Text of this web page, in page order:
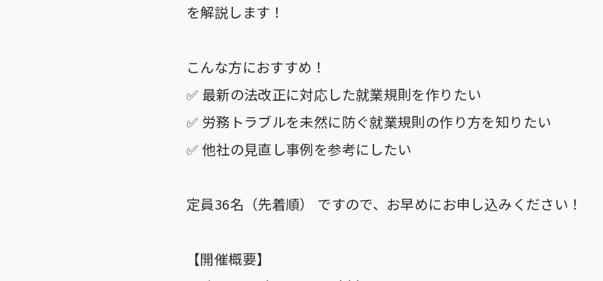
を解説します！
こんな方におすすめ！
✅ 最新の法改正に対応した就業規則を作りたい
✅ 労務トラブルを未然に防ぐ就業規則の作り方を知りたい
✅ 他社の見直し事例を参考にしたい
定員36名（先着順） ですので、お早めにお申し込みください！
【開催概要】